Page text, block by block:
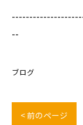
--
ブログ
< 前のページ